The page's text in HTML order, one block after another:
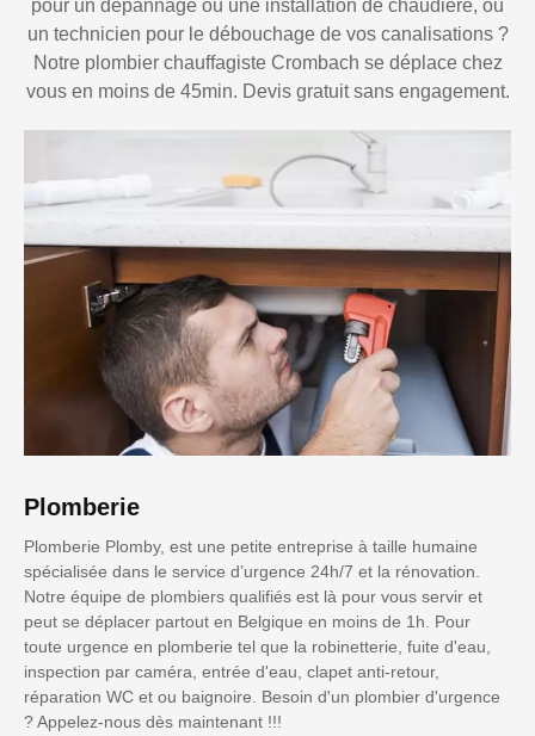
pour un dépannage ou une installation de chaudière, ou
un technicien pour le débouchage de vos canalisations ?
Notre plombier chauffagiste Crombach se déplace chez
vous en moins de 45min. Devis gratuit sans engagement.
Plomberie
Plomberie Plomby, est une petite entreprise à taille humaine
spécialisée dans le service d’urgence 24h/7 et la rénovation.
Notre équipe de plombiers qualifiés est là pour vous servir et
peut se déplacer partout en Belgique en moins de 1h. Pour
toute urgence en plomberie tel que la robinetterie, fuite d'eau,
inspection par caméra, entrée d'eau, clapet anti-retour,
réparation WC et ou baignoire. Besoin d'un plombier d'urgence
? Appelez-nous dès maintenant !!!